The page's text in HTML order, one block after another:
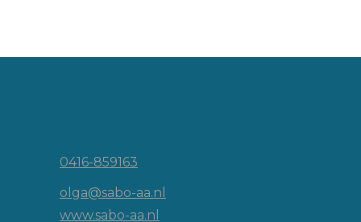
0416-859163
olga@sabo-aa.nl
www.sabo-aa.nl